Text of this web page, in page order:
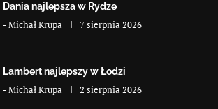
Dania najlepsza w Rydze
-Michał Krupa 7 sierpnia 2026
Lambert najlepszy w Łodzi
-Michał Krupa 2 sierpnia 2026